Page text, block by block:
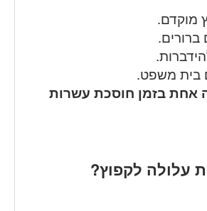
מוקדם.
בית משפט.
אחת בזמן חוסכת עשרות
עלולה לקפוץ?